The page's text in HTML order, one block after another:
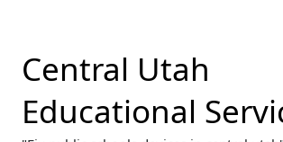
Central Utah
Educational